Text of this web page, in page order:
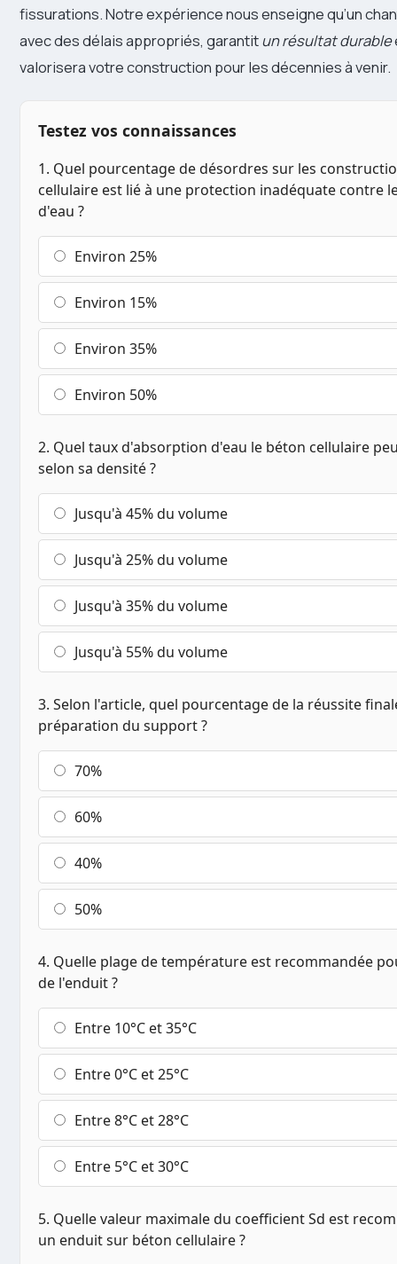
fissurations. Notre expérience nous enseigne qu’un
avec des délais appropriés, garantitun résultat durable
valorisera votre construction pour les décennies à venir.
Testez vos connaissances
1. Quel pourcentage de désordres sur les
cellulaire est lié à une protection inadéquate contre
d'eau ?
Environ 25%
Environ 15%
Environ 35%
Environ 50%
2. Quel taux d'absorption d'eau le béton cellulaire
selon sa densité ?
Jusqu'à 45% du volume
Jusqu'à 25% du volume
Jusqu'à 35% du volume
Jusqu'à 55% du volume
3. Selon l'article, quel pourcentage de la réussite
préparation du support ?
70%
60%
40%
50%
4. Quelle plage de température est recommandée
de l'enduit ?
Entre 10°C et 35°C
Entre 0°C et 25°C
Entre 8°C et 28°C
Entre 5°C et 30°C
5. Quelle valeur maximale du coefficient Sd est
un enduit sur béton cellulaire ?